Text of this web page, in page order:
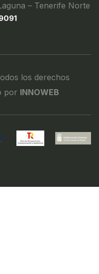
– Tenerife Norte
los derechos
por INNOWEB